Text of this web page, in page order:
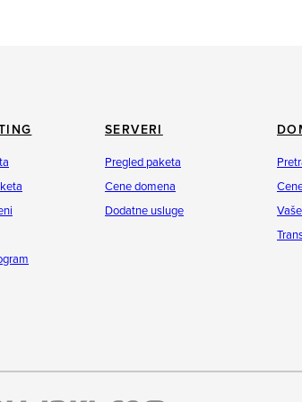
SERVERI
Pregled paketa
Cene domena
Dodatne usluge